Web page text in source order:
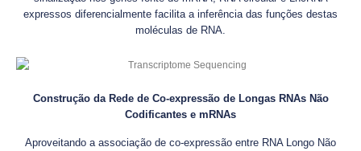
expressos diferencialmente facilita a inferência das funções destas
moléculas de RNA.
Construção da Rede de Co-expressão de Longas RNAs Não
Codificantes e mRNAs
Aproveitando a associação de co-expressão entre RNA Longo Não